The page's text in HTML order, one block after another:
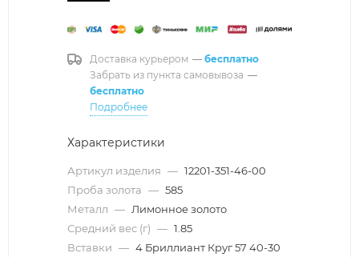
Доставка курьером — бесплатно
Забрать из пункта самовывоза —
бесплатно
Подробнее
Характеристики
Артикул изделия — 12201-351-46-00
Проба золота — 585
Металл — Лимонное золото
Средний вес (г) — 1.85
Вставки — 4 Бриллиант Круг 57 40-30